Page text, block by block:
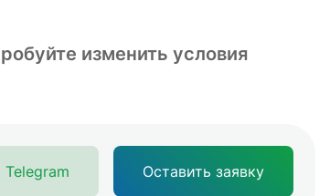
изменить условия
Telegram Оставить заявку